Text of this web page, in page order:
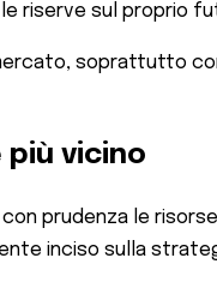
riserve sul proprio
soprattutto
più vicino
prudenza le
inciso sulla